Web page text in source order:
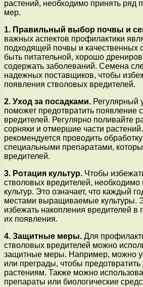
растений, необходимо принять ряд
мер.
1. Правильный выбор почвы и
важных аспектов профилактики
подходящей почвы и качественных
быть питательной, хорошо
содержать заболеваний. Семена
надежных поставщиков, чтобы
появления стволовых вредителей.
2. Уход за посадками. Регулярный
поможет предотвратить появление
вредителей. Регулярно поливайте
сорняки и отмершие части
рекомендуется проводить
специальными препаратами,
вредителей.
3. Ротация культур. Чтобы
стволовых вредителей,
культур. Это означает, что каждый
местами выращиваемые культуры.
избежать накопления вредителей в
их появления.
4. Защитные меры. Для
стволовых вредителей можно
защитные меры. Например, можно
или преграды, чтобы предотвратить
растениям. Также можно
препараты или биологические